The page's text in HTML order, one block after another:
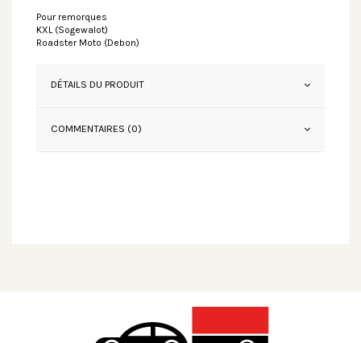
Pour remorques
KXL (Sogewalot)
Roadster Moto (Debon)
DÉTAILS DU PRODUIT
COMMENTAIRES (0)